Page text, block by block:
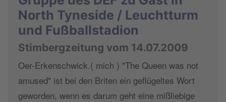
North Tyneside / Leuchtturm
und Fußballstadion
Stimbergzeitung vom 14.07.2009
Oer-Erkenschwick.( mich ) "The Queen was not
amused" ist bei den Briten ein geflügeltes Wort
geworden, wenn es darum geht eine mißliebige